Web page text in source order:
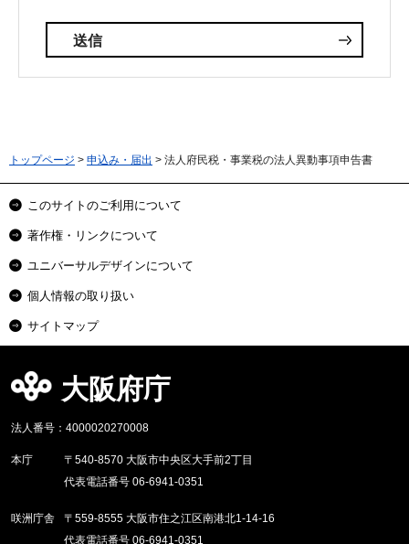
トップページ > 申込み・届出 > 法人府民税・事業税の法人異動事項申告書
このサイトのご利用について
著作権・リンクについて
ユニバーサルデザインについて
個人情報の取り扱い
サイトマップ
大阪府庁
法人番号：4000020270008
本庁
〒540-8570 大阪市中央区大手前2丁目
代表電話番号 06-6941-0351
咲洲庁舎
〒559-8555 大阪市住之江区南港北1-14-16
代表電話番号 06-6941-0351